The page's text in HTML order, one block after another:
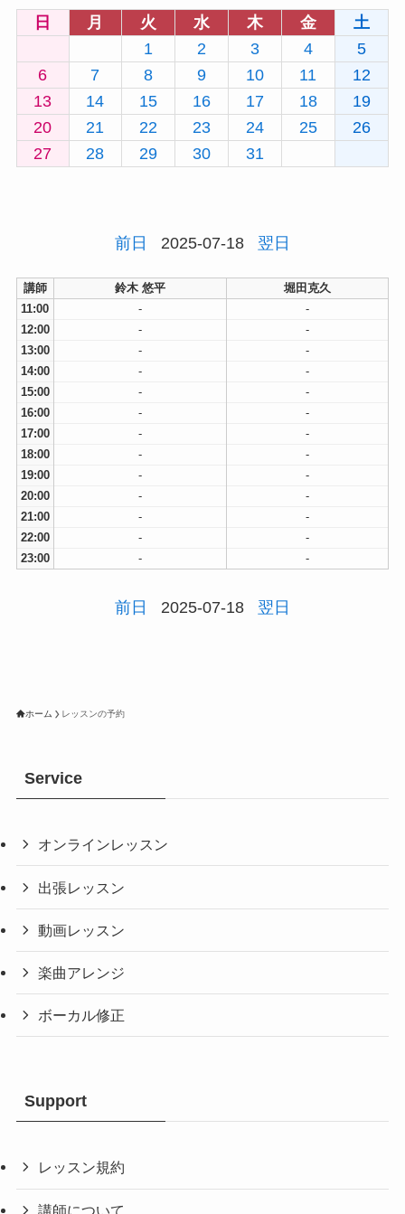
日 月 火 水 木 金
土
1
2 3 4
5
6
7 8 9 10 11
12
13
14 15 16 17 18
19
20
21 22 23 24 25
26
27
28 29 30 31
前日 2025-07-18 翌日
講師 鈴木 悠平
堀田克久
11:00
-
-
12:00
-
-
13:00
-
-
14:00
-
-
15:00
-
-
16:00
-
-
17:00
-
-
18:00
-
-
19:00
-
-
20:00
-
-
21:00
-
-
22:00
-
-
23:00
- -
前日 2025-07-18 翌日
ホーム レッスンの予約
Service
オンラインレッスン
出張レッスン
動画レッスン
楽曲アレンジ
ボーカル修正
Support
レッスン規約
講師について